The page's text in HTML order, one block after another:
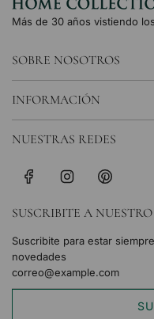
Más de 30 años vistiendo
SOBRE NOSOTROS
INFORMACIÓN
SUSCRIBITE A
Suscribite para estar
novedades
NUESTRAS REDES